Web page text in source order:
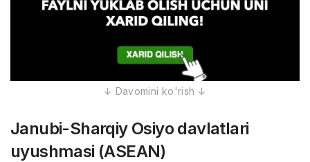
Janubi-Sharqiy Osiyo davlatlari
uyushmasi (ASEAN)